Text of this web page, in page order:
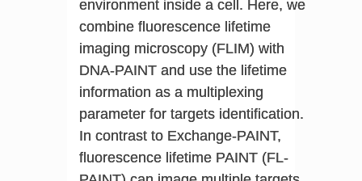
environment inside a cell. Here, we
combine fluorescence lifetime
imaging microscopy (FLIM) with
DNA-PAINT and use the lifetime
information as a multiplexing
parameter for targets identification.
In contrast to Exchange-PAINT,
fluorescence lifetime PAINT (FL-